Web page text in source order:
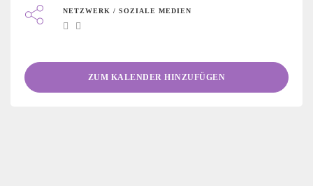
NETZWERK / SOZIALE MEDIEN
ZUM KALENDER HINZUFÜGEN